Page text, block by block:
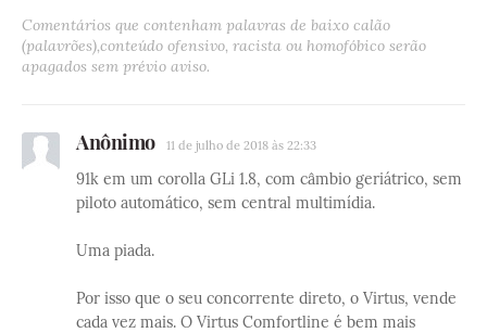
Comentários que contenham palavras de baixo calão
(palavrões),conteúdo ofensivo, racista ou homofóbico serão
apagados sem prévio aviso.
Anônimo 11 de julho de 2018 às 22:33
91k em um corolla GLi 1.8, com câmbio geriátrico, sem
piloto automático, sem central multimídia.
Uma piada.
Por isso que o seu concorrente direto, o Virtus, vende
cada vez mais. O Virtus Comfortline é bem mais